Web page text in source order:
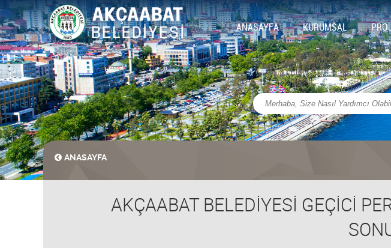
ANASAYFA KURUMSAL
ANASAYFA
AKÇAABAT BELEDİYESİ GEÇİCİ